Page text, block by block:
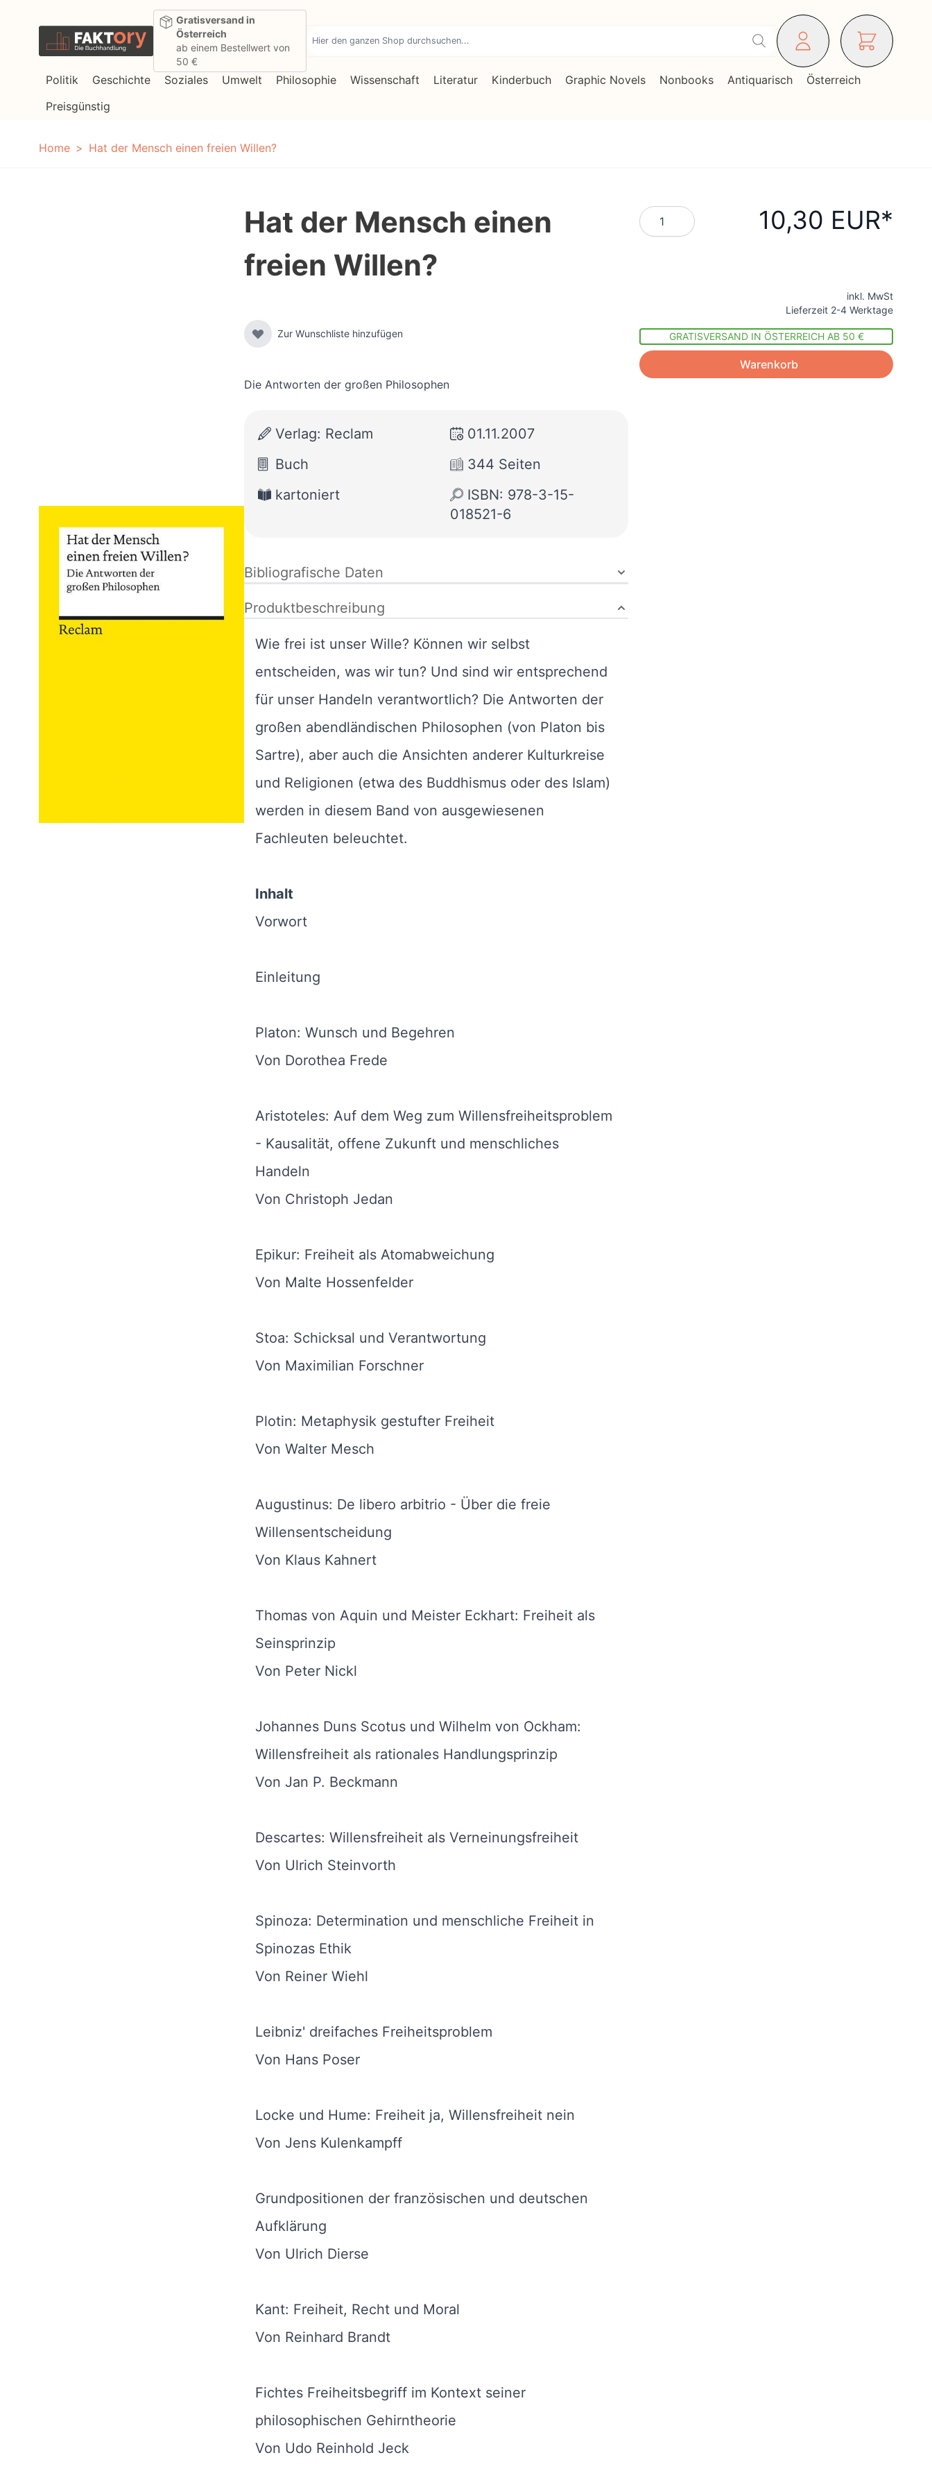
Gratisversand in
Österreich
ab einem Bestellwert von
50 €
Politik Geschichte Soziales Umwelt Philosophie Wissenschaft Literatur Kinderbuch Graphic Novels Nonbooks Antiquarisch
Österreich
Preisgünstig
Home Hat der Mensch einen freien Willen?
Hat der Mensch einen
freien Willen?
Zur Wunschliste hinzufügen
Die Antworten der großen Philosophen
Verlag: Reclam
01.11.2007
Buch
344 Seiten
kartoniert
ISBN: 978-3-15-
018521-6
Bibliografische Daten
Produktbeschreibung
Wie frei ist unser Wille? Können wir selbst
entscheiden, was wir tun? Und sind wir entsprechend
für unser Handeln verantwortlich? Die Antworten der
großen abendländischen Philosophen (von Platon bis
Sartre), aber auch die Ansichten anderer Kulturkreise
und Religionen (etwa des Buddhismus oder des Islam)
werden in diesem Band von ausgewiesenen
Fachleuten beleuchtet.
Inhalt
Vorwort
Einleitung
Platon: Wunsch und Begehren
Von Dorothea Frede
Aristoteles: Auf dem Weg zum Willensfreiheitsproblem
- Kausalität, offene Zukunft und menschliches
Handeln
Von Christoph Jedan
Epikur: Freiheit als Atomabweichung
Von Malte Hossenfelder
Stoa: Schicksal und Verantwortung
Von Maximilian Forschner
Plotin: Metaphysik gestufter Freiheit
Von Walter Mesch
Augustinus: De libero arbitrio - Über die freie
Willensentscheidung
Von Klaus Kahnert
Thomas von Aquin und Meister Eckhart: Freiheit als
Seinsprinzip
Von Peter Nickl
Johannes Duns Scotus und Wilhelm von Ockham:
Willensfreiheit als rationales Handlungsprinzip
Von Jan P. Beckmann
Descartes: Willensfreiheit als Verneinungsfreiheit
Von Ulrich Steinvorth
Spinoza: Determination und menschliche Freiheit in
Spinozas Ethik
Von Reiner Wiehl
Leibniz' dreifaches Freiheitsproblem
Von Hans Poser
Locke und Hume: Freiheit ja, Willensfreiheit nein
Von Jens Kulenkampff
Grundpositionen der französischen und deutschen
Aufklärung
Von Ulrich Dierse
Kant: Freiheit, Recht und Moral
Von Reinhard Brandt
Fichtes Freiheitsbegriff im Kontext seiner
philosophischen Gehirntheorie
Von Udo Reinhold Jeck
Menge 10,30 EUR
inkl. MwSt
Lieferzeit 2-4 Werktage
GRATISVERSAND IN ÖSTERREICH AB 50 €
Warenkorb